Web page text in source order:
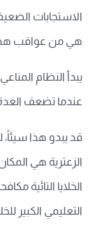
الاستجابات
هي من عواقب
يبدأ النظام
عندما تضعف
قد يبدو هذا سيئاً،
الزعترية هي
الخلايا التائية
التعليمي الكبير